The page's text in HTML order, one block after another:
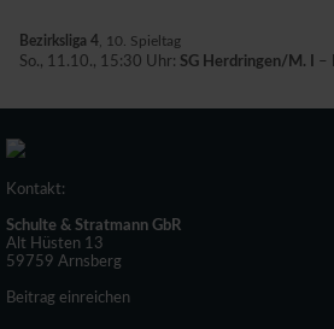
Bezirksliga 4 , 10. Spieltag
So., 11.10., 15:30 Uhr: SG Herdringen/M. I –
Kontakt:
Schulte & Stratmann GbR
Alt Hüsten 13
59759 Arnsberg
Beitrag einreichen